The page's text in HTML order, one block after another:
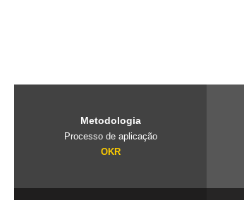
Metodologia
Processo de aplicação
OKR